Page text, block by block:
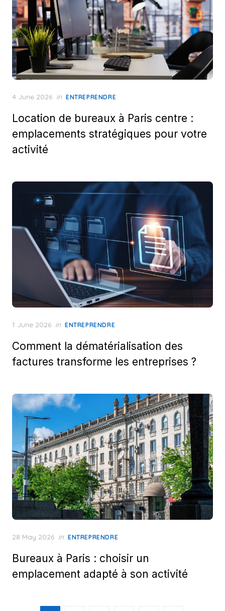
Posted
4 June 2026 in ENTREPRENDRE
Location de bureaux à Paris centre :
emplacements stratégiques pour votre
activité
Posted
1 June 2026 in ENTREPRENDRE
Comment la dématérialisation des
factures transforme les entreprises ?
Posted
28 May 2026 in ENTREPRENDRE
Bureaux à Paris : choisir un
emplacement adapté à son activité